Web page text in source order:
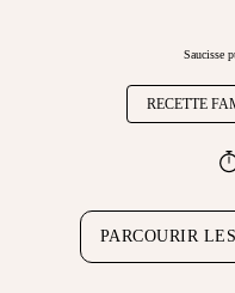
Saucisse
RECETTE
PARCOURIR